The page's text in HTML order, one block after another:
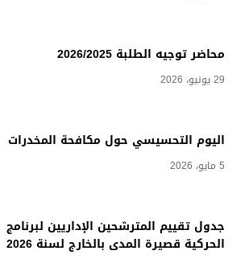
محاضر توجيه الطلبة 2026/2025
29 يونيو، 2026
اليوم التحسيسي حول مكافحة المخدرات
5 مايو، 2026
جدول تقييم المترشحين الإداريين لبرنامج
الحركية قصيرة المدى بالخارج لسنة 2026